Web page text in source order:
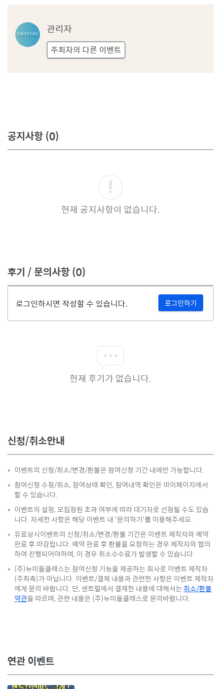
관
리
자
관리자
주최자의 다른 이벤트
공지사항(0)
현재 공지사항이 없습니다.
후기 / 문의사항(0)
로그인하시면 작성할 수 있습니다. 로그인하기
현재 후기가 없습니다.
신청/취소안내
* 이벤트의 신청/취소/변경/환불은 참여신청 기간 내에만 가능합니다.
* 참여신청 수정/취소, 참여상태 확인, 참여내역 확인은 마이페이지에서
할 수 있습니다.
* 이벤트의 설정, 모집정원 초과 여부에 따라 대기자로 선정될 수도 있습
니다. 자세한 사항은 해당 이벤트 내 '문의하기'를 이용해주세요.
* 유료상시이벤트의 신청/취소/변경/환불 기간은 이벤트 제작자와 예약
완료 후 마감됩니다. 예약 완료 후 환불을 요청하는 경우 제작자와 협의
하여 진행되어야하며, 이 경우 취소수수료가 발생할 수 있습니다.
* (주)뉴미들클래스는 참여신청 기능을 제공하는 회사로 이벤트 제작자
(주최측)가 아닙니다. 이벤트/결제 내용과 관련한 사항은 이벤트 제작자
에게 문의 바랍니다. 단, 센트럴에서 결제한 내용에 대해서는취소/환불
약관을 따르며, 관련 내용은 (주)뉴미들클래스로 문의바랍니다.
연관 이벤트